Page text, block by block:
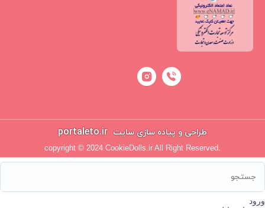
طراحی و پیاده سازی سایت portaleto.ir
copyright © 2024 CookieDolls.ir All Right Reserved.
ورود